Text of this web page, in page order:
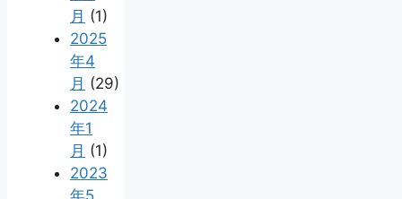
月 (1)
2025
年4
月 (29)
2024
年1
月 (1)
2023